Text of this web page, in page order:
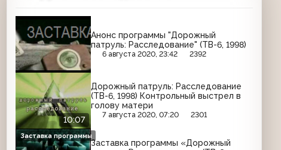
Анонс программы "Дорожный
патруль: Расследование" (ТВ-6, 1998)
6 августа 2020, 23:42 2392
10:07
Дорожный патруль: Расследование
(ТВ-6, 1998) Контрольный выстрел в
голову матери
7 августа 2020, 07:20 2301
Заставка программы «Дорожный
Заставка программы